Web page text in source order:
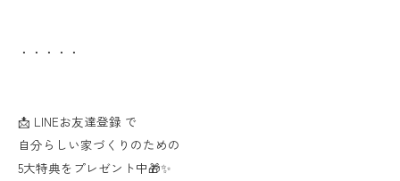
・・・・・
📩 LINEお友達登録 で
自分らしい家づくりのための
5大特典をプレゼント中🎁✨